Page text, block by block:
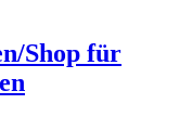
Shop für